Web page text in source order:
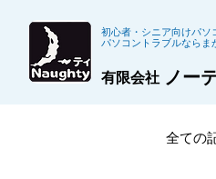
初心者・シニア向けパソ
パソコントラブルならま
ノー
有限会社
全ての